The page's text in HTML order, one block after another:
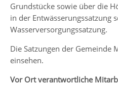
Grundstücke sowie über die
in der Entwässerungssatzung
Wasserversorgungssatzung.
Die Satzungen der Gemeinde
einsehen.
Vor Ort verantwortliche